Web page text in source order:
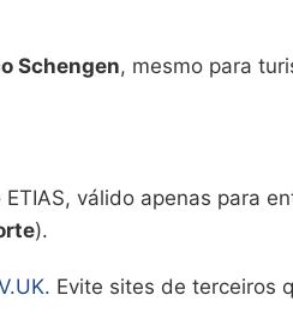
Schengen, mesmo para
válido apenas para
).
Evite sites de terceiros